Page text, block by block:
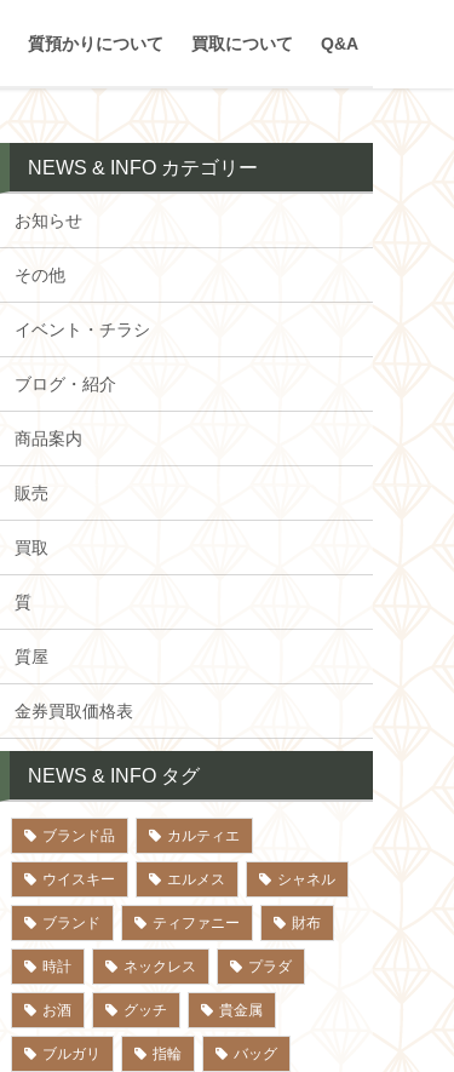
質預かりについて 買取について Q&A
NEWS & INFO カテゴリー
お知らせ
その他
イベント・チラシ
ブログ・紹介
商品案内
販売
買取
質
質屋
金券買取価格表
NEWS & INFO タグ
ブランド品 カルティエ
ウイスキー エルメス シャネル
ブランド ティファニー 財布
時計 ネックレス プラダ
お酒 グッチ 貴金属
ブルガリ 指輪 バッグ